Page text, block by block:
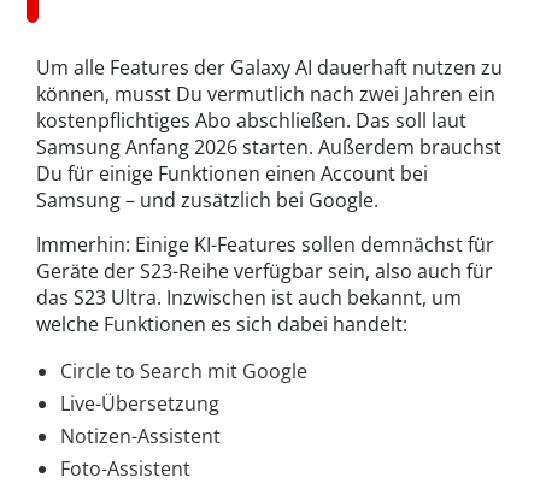
Um alle Features der Galaxy AI dauerhaft nutzen zu
können, musst Du vermutlich nach zwei Jahren ein
kostenpflichtiges Abo abschließen. Das soll laut
Samsung Anfang 2026 starten. Außerdem brauchst
Du für einige Funktionen einen Account bei
Samsung – und zusätzlich bei Google.
Immerhin: Einige KI-Features sollen demnächst für
Geräte der S23-Reihe verfügbar sein, also auch für
das S23 Ultra. Inzwischen ist auch bekannt, um
welche Funktionen es sich dabei handelt:
Circle to Search mit Google
Live-Übersetzung
Notizen-Assistent
Foto-Assistent